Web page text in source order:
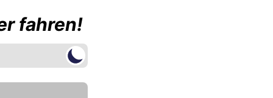
fahren!